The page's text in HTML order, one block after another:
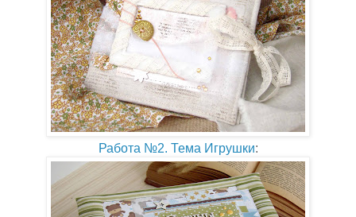
Работа №2. Тема Игрушки: